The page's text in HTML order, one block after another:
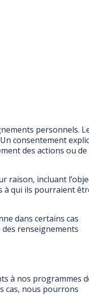
personnels.
consentement
des actions ou de
raison, incluant
à qui ils pourraient
dans certains cas
des renseignements
à nos programmes
cas, nous pourrons